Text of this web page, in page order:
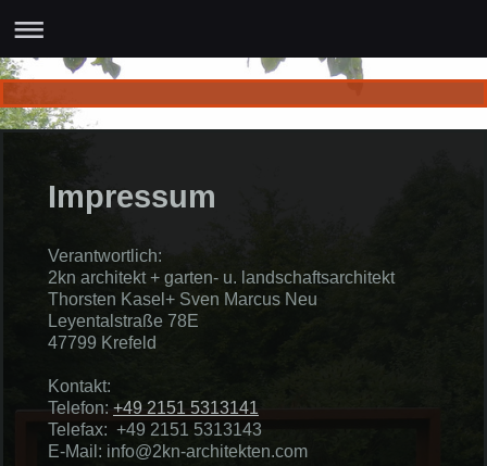
Impressum
Verantwortlich:
2kn architekt + garten- u. landschaftsarchitekt
Thorsten Kasel + Sven Marcus Neu
Leyentalstraße 78E
47799 Krefeld
Kontakt:
Telefon: +49 2151 5313141
Telefax: +49 2151 5313143
E-Mail: info@2kn-architekten.com